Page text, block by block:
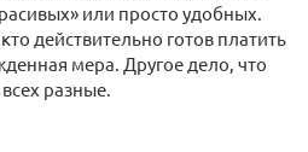
или просто удобных.
действительно готов платить
мера. Другое дело, что
разные.